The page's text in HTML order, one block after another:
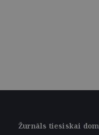
Žurnāls tiesiskai